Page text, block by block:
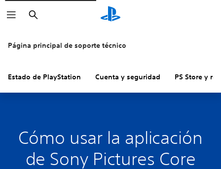
Buscar
Página principal de soporte técnico
Estado de PlayStation Cuenta y seguridad PS Store y
Cómo usar la aplicación
de Sony Pictures Core